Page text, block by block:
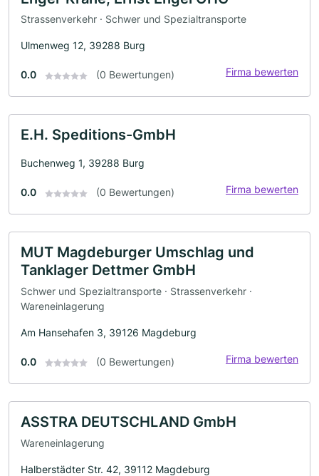
Strassenverkehr · Schwer und Spezialtransporte
Ulmenweg 12, 39288 Burg
0.0 (0 Bewertungen) Firma bewerten
E.H. Speditions-GmbH
Buchenweg 1, 39288 Burg
0.0 (0 Bewertungen) Firma bewerten
MUT Magdeburger Umschlag und
Tanklager Dettmer GmbH
Schwer und Spezialtransporte · Strassenverkehr ·
Wareneinlagerung
Am Hansehafen 3, 39126 Magdeburg
0.0 (0 Bewertungen) Firma bewerten
ASSTRA DEUTSCHLAND GmbH
Wareneinlagerung
Halberstädter Str. 42, 39112 Magdeburg